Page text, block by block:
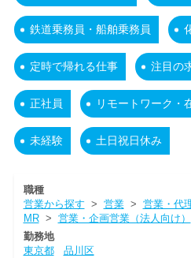
鉄道乗務員・船舶乗務員
定時で帰れる仕事 注目の
正社員 リモートワーク・
未経験 土日祝日休み
職種
営業から探す > 営業> 営業・代
MR> 営業・企画営業（法人向け）
勤務地
東京都
品川区